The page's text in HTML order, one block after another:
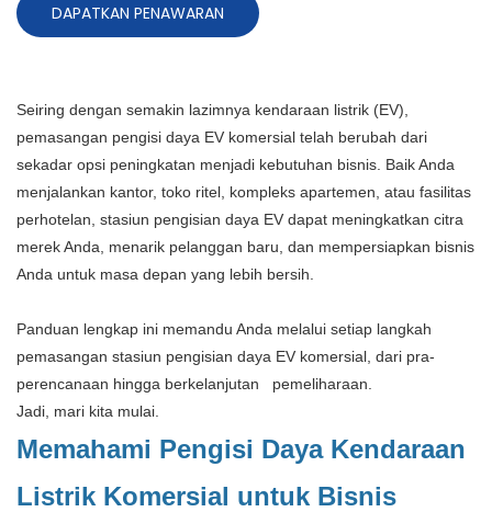
DAPATKAN PENAWARAN
Seiring dengan semakin lazimnya kendaraan listrik (EV),
pemasangan pengisi daya EV komersial telah berubah dari
sekadar opsi peningkatan menjadi kebutuhan bisnis. Baik Anda
menjalankan kantor, toko ritel, kompleks apartemen, atau fasilitas
perhotelan, stasiun pengisian daya EV dapat meningkatkan citra
merek Anda, menarik pelanggan baru, dan mempersiapkan bisnis
Anda untuk masa depan yang lebih bersih.
Panduan lengkap ini memandu Anda melalui setiap langkah
pemasangan stasiun pengisian daya EV komersial, dari pra-
perencanaan hingga berkelanjutan
pemeliharaan.
Jadi, mari kita mulai.
Memahami Pengisi Daya Kendaraan
Listrik Komersial untuk Bisnis